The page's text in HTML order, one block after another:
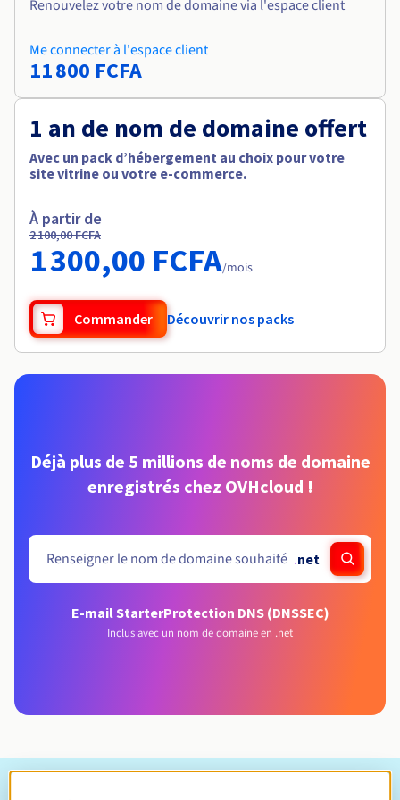
Renouvelez votre nom de domaine via l'espace client
Me connecter à l'espace client
11 800 FCFA
1 an de nom de domaine offert
Avec un pack d’hébergement au choix pour votre
site vitrine ou votre e-commerce.
À partir de
2 100,00 FCFA
1 300,00 FCFA/mois
Commander Découvrir nos packs
Déjà plus de 5 millions de noms de domaine
enregistrés chez OVHcloud !
.net
E-mail StarterProtection DNS (DNSSEC)
Inclus avec un nom de domaine en .net